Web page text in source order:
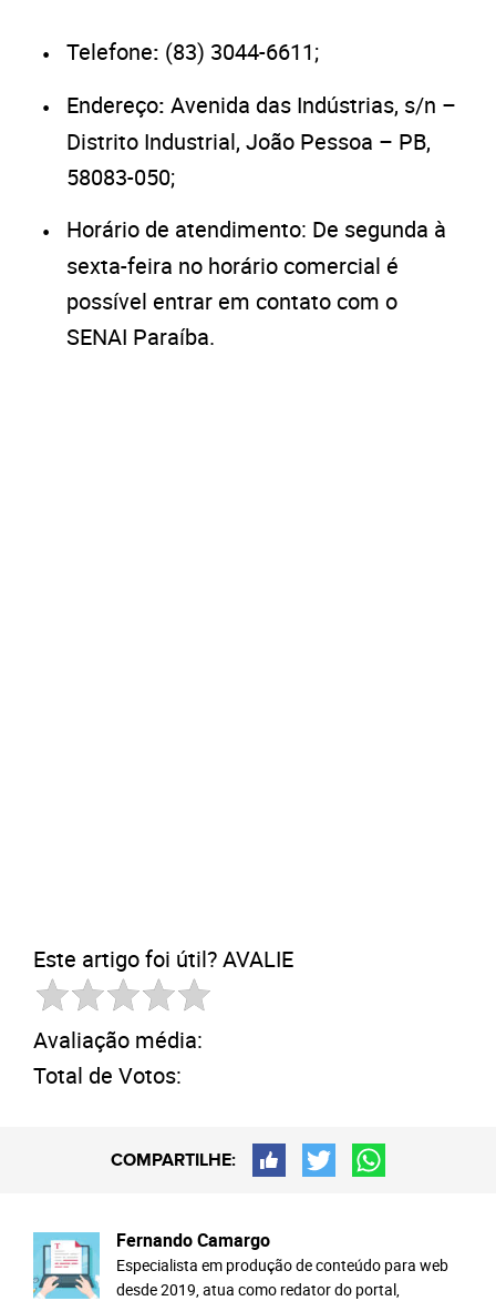
Telefone: (83) 3044-6611;
Endereço: Avenida das Indústrias, s/n –
Distrito Industrial, João Pessoa – PB,
58083-050;
Horário de atendimento: De segunda à
sexta-feira no horário comercial é
possível entrar em contato com o
SENAI Paraíba.
Este artigo foi útil? AVALIE
Avaliação média:
Total de Votos:
COMPARTILHE:
Fernando Camargo
Especialista em produção de conteúdo para web
desde 2019, atua como redator do portal,